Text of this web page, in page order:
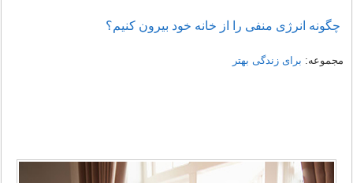
چگونه انرژی منفی را از خانه خود بیرون کنیم؟
مجموعه: برای زندگی بهتر